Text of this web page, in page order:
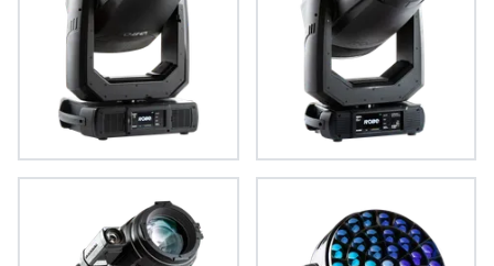
T2 Profile FS™ T1 Profile™